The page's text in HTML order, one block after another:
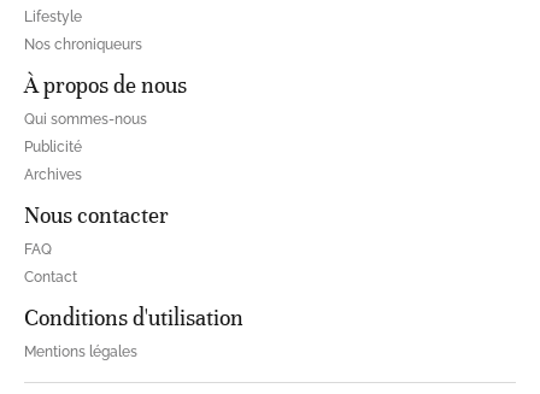
Lifestyle
Nos chroniqueurs
À propos de nous
Qui sommes-nous
Publicité
Archives
Nous contacter
FAQ
Contact
Conditions d'utilisation
Mentions légales